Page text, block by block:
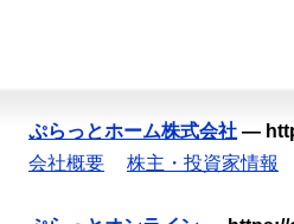
ぷらっとホーム株式会社 —
会社概要
株主・投資家情報